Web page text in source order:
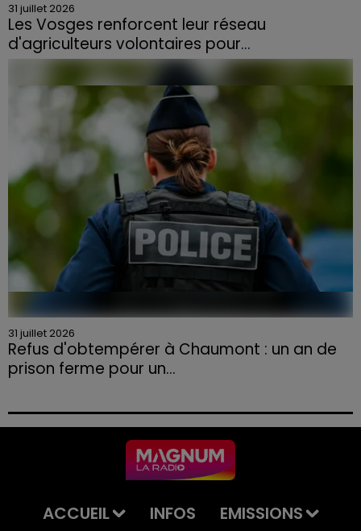
31 juillet 2026
Les Vosges renforcent leur réseau
d'agriculteurs volontaires pour...
Face à la sécheresse et aux risques de départs de feu,
la Chambre d'agriculture des Vosges a lancé un appel
aux agriculteurs volontaires pour venir en aide...
31 juillet 2026
Refus d'obtempérer à Chaumont : un an de
prison ferme pour un...
permis et la confiscation de son véhicule.
ACCUEIL INFOS EMISSIONS